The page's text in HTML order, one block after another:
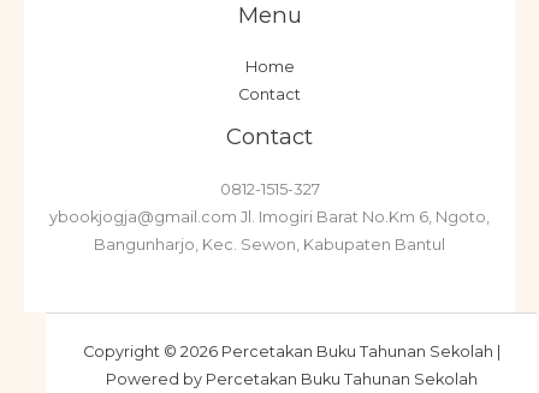
Menu
Home
Contact
Contact
0812-1515-327
ybookjogja@gmail.com Jl. Imogiri Barat No.Km 6, Ngoto,
Bangunharjo, Kec. Sewon, Kabupaten Bantul
Copyright © 2026 Percetakan Buku Tahunan Sekolah |
Powered by Percetakan Buku Tahunan Sekolah